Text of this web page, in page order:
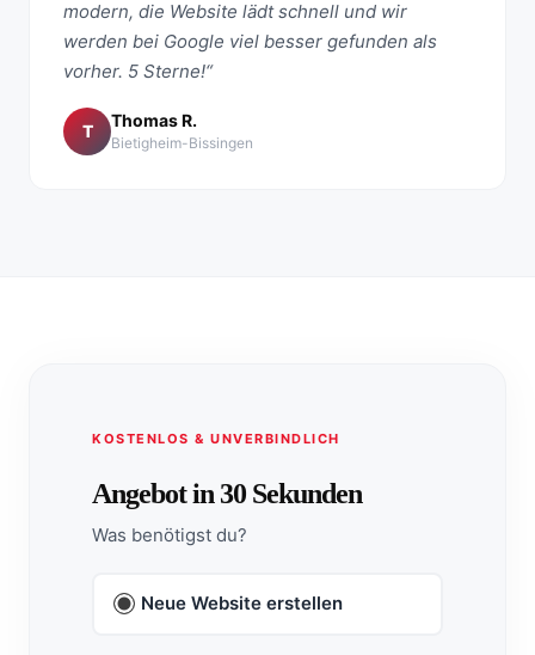
modern, die Website lädt schnell und wir
werden bei Google viel besser gefunden als
vorher. 5 Sterne!“
T
Thomas R.
Bietigheim-Bissingen
KOSTENLOS & UNVERBINDLICH
Angebot in 30 Sekunden
Was benötigst du?
Neue Website erstellen